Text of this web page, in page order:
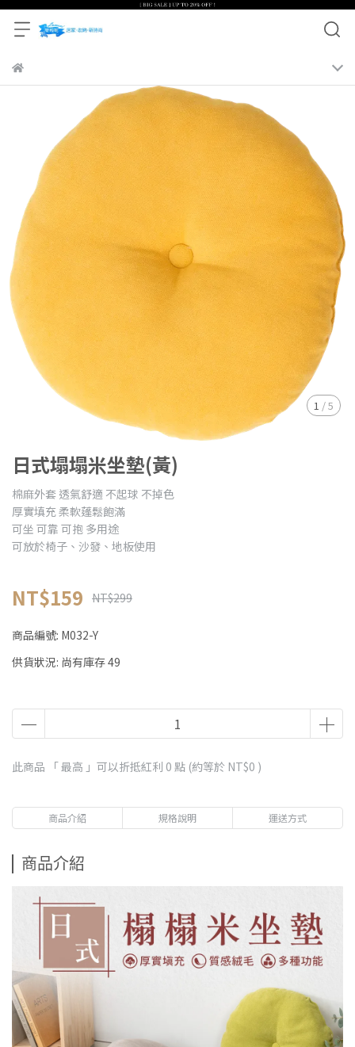
1 /5
日式塌塌米坐墊(黃)
棉麻外套 透氣舒適 不起球 不掉色
厚實填充 柔軟蓬鬆飽滿
可坐 可靠 可抱 多用途
可放於椅子、沙發、地板使用
NT$159 NT$299
商品編號: M032-Y
供貨狀況: 尚有庫存 49
此商品 「 最高 」可以折抵紅利 0 點 (約等於 NT$0 )
商品介紹 規格說明 運送方式
商品介紹